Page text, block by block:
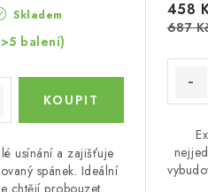
Skladem
balení)
usínání a zajišťuje
spánek. Ideální
chtějí probouzet
458
687